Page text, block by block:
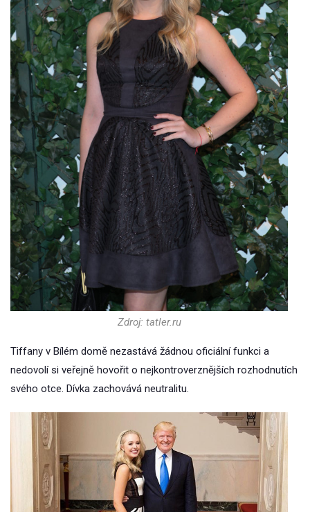
Zdroj: tatler.ru
Tiffany v Bílém domě nezastává žádnou oficiální funkci a
nedovolí si veřejně hovořit o nejkontroverznějších rozhodnutích
svého otce. Dívka zachovává neutralitu.